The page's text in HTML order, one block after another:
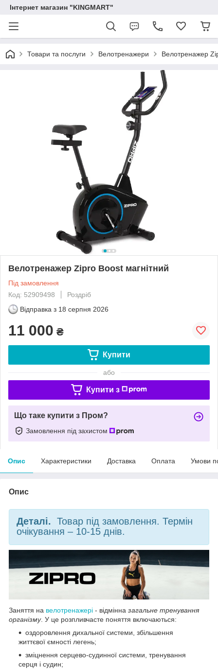
Інтернет магазин "KINGMART"
Товари та послуги Велотренажери Велотренажер
Велотренажер Zipro Boost магнітний
Під замовлення
Код: 52909498
Роздріб
Відправка з 18 серпня 2026
11 000 ₴
Купити
або
Купити з
Що таке купити з Пром?
Замовлення під захистом
Опис Характеристики Доставка Оплата Умови
Опис
Деталі. Товар під замовлення. Термін
очікування – 10-15 днів.
Заняття на велотренажері - відмінна загальне тренування
організму. У це розпливчасте поняття включаються:
оздоровлення дихальної системи, збільшення
життєвої ємності легень;
зміцнення серцево-судинної системи, тренування
серця і судин;